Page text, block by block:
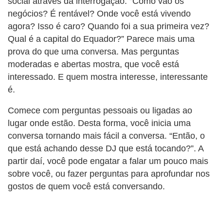
negócios? É rentável? Onde você está vivendo
agora? Isso é caro? Quando foi a sua primeira vez?
Qual é a capital do Equador?” Parece mais uma
prova do que uma conversa. Mas perguntas
moderadas e abertas mostra, que você está
interessado. E quem mostra interesse, interessante
é.
Comece com perguntas pessoais ou ligadas ao
lugar onde estão. Desta forma, você inicia uma
conversa tornando mais fácil a conversa. “Então, o
que está achando desse DJ que está tocando?”. A
partir daí, você pode engatar a falar um pouco mais
sobre você, ou fazer perguntas para aprofundar nos
gostos de quem você está conversando.
e
b
o
l
G
h
e
D
i
n
h